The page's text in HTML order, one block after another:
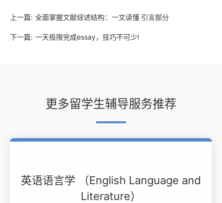
上一篇: 全面掌握文献综述结构：一文读懂 引言部分
下一篇: 一天极限完成essay，技巧不可少!
更多留学生辅导服务推荐
英语语言学 （English Language and
Literature）